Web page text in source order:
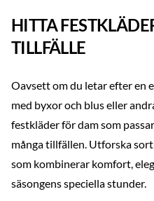
HITTA
TILLFÄLLE
Oavsett om du letar efter en
med byxor och blus eller
festkläder för dam som
många tillfällen. Utforska
som kombinerar komfort,
säsongens speciella stunder.